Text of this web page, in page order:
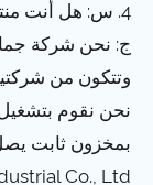
4. س: هل أنت منتج أو تاجر؟
ج: نحن شركة
وتتكون من
نحن نقوم